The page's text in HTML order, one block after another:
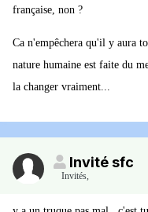
française, non ?
Ca n'empêchera qu'il y aura
nature humaine est faite du
la changer vraiment...
Invité sfc
Invités,